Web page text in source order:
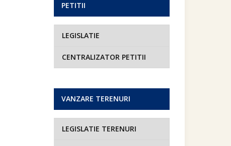
PETITII
LEGISLATIE
CENTRALIZATOR PETITII
VANZARE TERENURI
LEGISLATIE TERENURI